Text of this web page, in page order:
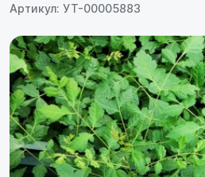
Артикул: УТ-00005883